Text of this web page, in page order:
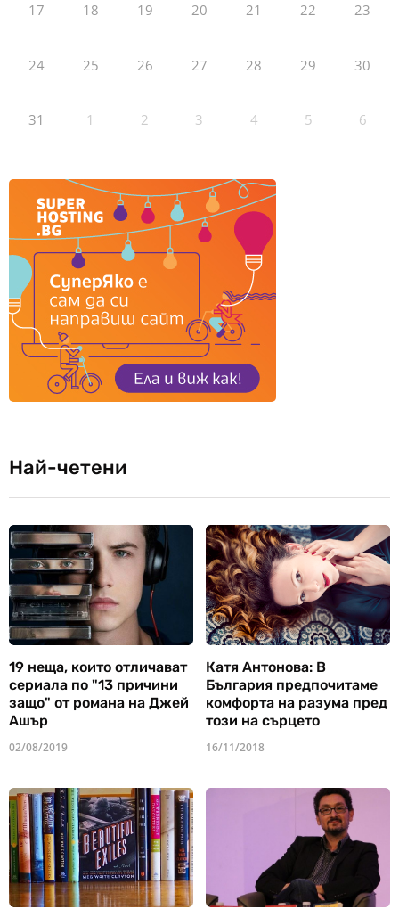
17 18 19 20 21 22 23
24 25 26 27 28 29 30
31 1 2 3 4 5 6
Най-четени
19 неща, които отличават
сериала по "13 причини
защо" от романа на Джей
Ашър
02/08/2019
Катя Антонова: В
България предпочитаме
комфорта на разума пред
този на сърцето
16/11/2018